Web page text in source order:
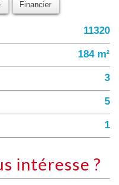
Financier
11320
184 m²
3
5
1
intéresse ?